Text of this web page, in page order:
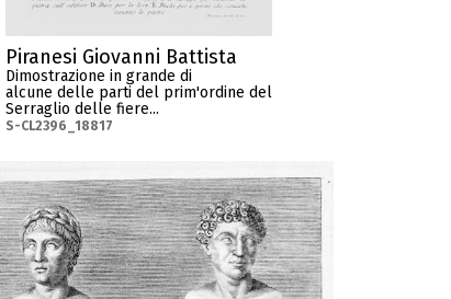
Piranesi Giovanni Battista
Dimostrazione in grande di
alcune delle parti del prim'ordine del
Serraglio delle fiere...
S-CL2396_18817